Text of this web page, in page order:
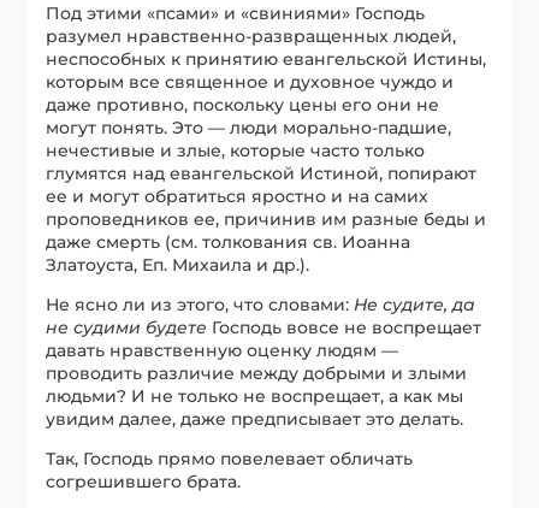
Под этими «псами» и «свиниями» Господь
разумел нравственно-развращенных людей,
неспособных к принятию евангельской Истины,
которым все священное и духовное чуждо и
даже противно, поскольку цены его они не
могут понять. Это — люди морально-падшие,
нечестивые и злые, которые часто только
глумятся над евангельской Истиной, попирают
ее и могут обратиться яростно и на самих
проповедников ее, причинив им разные беды и
даже смерть (см. толкования св. Иоанна
Златоуста, Еп. Михаила и др.).
Не ясно ли из этого, что словами: Не судите, да
не судими будете Господь вовсе не воспрещает
давать нравственную оценку людям —
проводить различие между добрыми и злыми
людьми? И не только не воспрещает, а как мы
увидим далее, даже предписывает это делать.
Так, Господь прямо повелевает обличать
согрешившего брата.